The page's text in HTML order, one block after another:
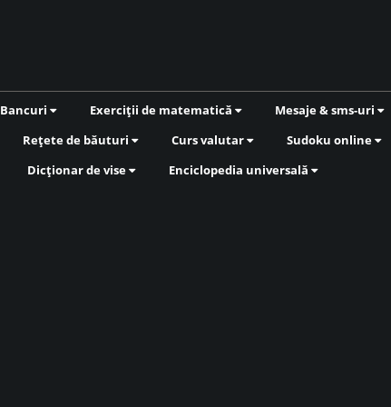
Bancuri Exerciții de matematică Mesaje & sms-uri
Rețete de băuturi Curs valutar Sudoku online
Dicționar de vise Enciclopedia universală